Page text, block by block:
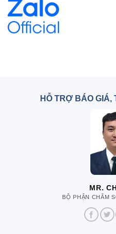
HỖ TRỢ BÁO
MR.
BỘ PHẬN CHĂM